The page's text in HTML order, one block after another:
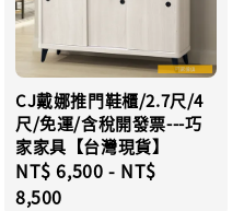
CJ戴娜推門鞋櫃/2.7尺/4
尺/免運/含稅開發票---巧
家家具【台灣現貨】
Regular
price
NT$ 6,500 - NT$
8,500